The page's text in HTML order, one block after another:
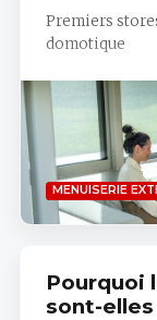
Premiers
domotique
MENUISERIE
Pourquoi
sont-